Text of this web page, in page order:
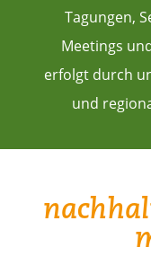
Tagungen,
Meetings
erfolgt durch
und